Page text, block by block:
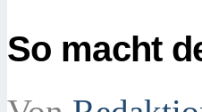
So macht